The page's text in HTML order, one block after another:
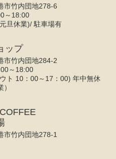
市竹内団地278-6
～18:00
旦休業)/ 駐車場有
ップ
市竹内団地284-2
～18:00
ト 10：00～17：00) 年中無休
）
市竹内団地278-1